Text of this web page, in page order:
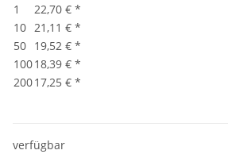
1
22,70 € *
10 21,11 € *
50 19,52 € *
10018,39 € *
20017,25 € *
verfügbar